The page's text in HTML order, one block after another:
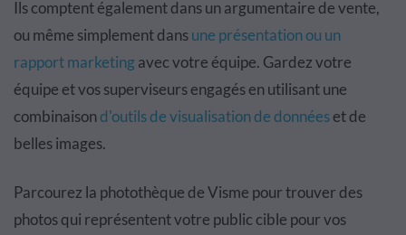
Ils comptent également dans un argumentaire de vente,
ou même simplement dansune présentation ou un
rapport marketingavec votre équipe. Gardez votre
équipe et vos superviseurs engagés en utilisant une
combinaisond'outils de visualisation de donnéeset de
belles images.
Parcourez la photothèque de Visme pour trouver des
photos qui représentent votre public cible pour vos